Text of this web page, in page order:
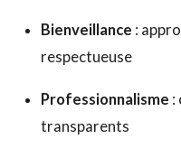
Bienveillance :
respectueuse
Professionnalisme :
transparents